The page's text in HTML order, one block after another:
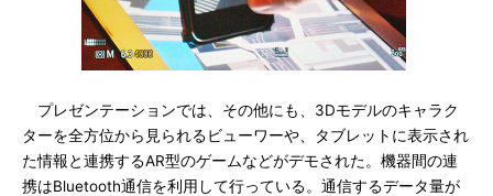
プレゼンテーションでは、その他にも、3Dモデルのキャラク
ターを全方位から見られるビューワーや、タブレットに表示され
た情報と連携するAR型のゲームなどがデモされた。機器間の連
携はBluetooth通信を利用して行っている。通信するデータ量が